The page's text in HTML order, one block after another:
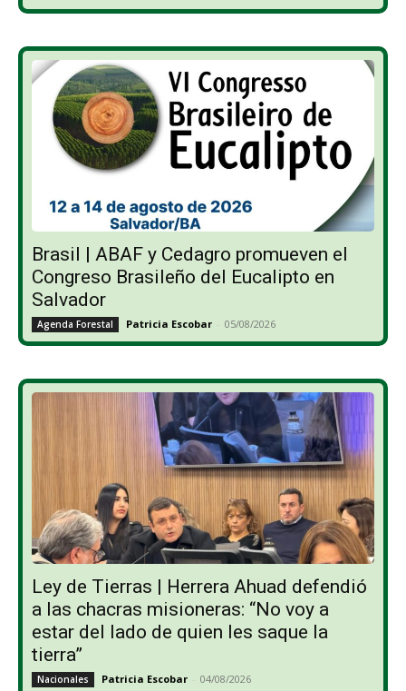
Brasil | ABAF y Cedagro promueven el
Congreso Brasileño del Eucalipto en
Salvador
Agenda Forestal Patricia Escobar - 05/08/2026
Ley de Tierras | Herrera Ahuad defendió
a las chacras misioneras: “No voy a
estar del lado de quien les saque la
tierra”
Nacionales Patricia Escobar - 04/08/2026